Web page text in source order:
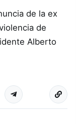
de la ex
de
Alberto
Más